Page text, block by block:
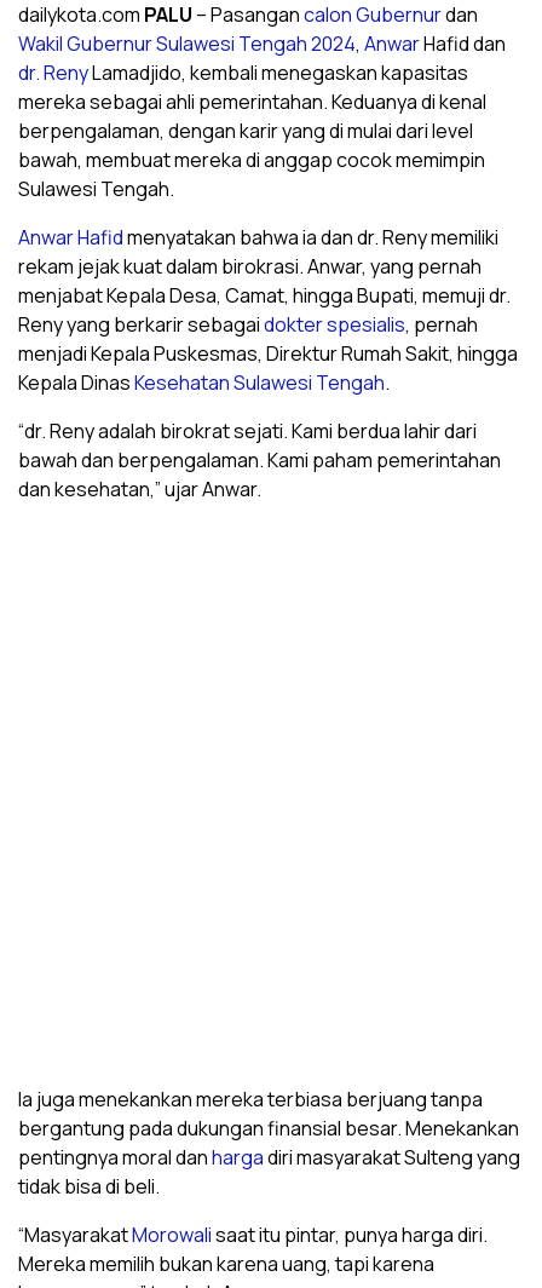
dailykota.com PALU – Pasangancalon Gubernurdan
Wakil GubernurSulawesi Tengah2024, AnwarHafid dan
dr. RenyLamadjido, kembali menegaskan kapasitas
mereka sebagai ahli pemerintahan. Keduanya di kenal
berpengalaman, dengan karir yang di mulai dari level
bawah, membuat mereka di anggap cocok memimpin
Sulawesi Tengah.
Anwar Hafidmenyatakan bahwa ia dan dr. Reny memiliki
rekam jejak kuat dalam birokrasi. Anwar, yang pernah
menjabat Kepala Desa, Camat, hingga Bupati, memuji dr.
Reny yang berkarir sebagaidokter spesialis, pernah
menjadi Kepala Puskesmas, Direktur Rumah Sakit, hingga
Kepala DinasKesehatan Sulawesi Tengah.
“dr. Reny adalah birokrat sejati. Kami berdua lahir dari
bawah dan berpengalaman. Kami paham pemerintahan
dan kesehatan,” ujar Anwar.
Ia juga menekankan mereka terbiasa berjuang tanpa
bergantung pada dukungan finansial besar. Menekankan
pentingnya moral danhargadiri masyarakat Sulteng yang
tidak bisa di beli.
“MasyarakatMorowalisaat itu pintar, punya harga diri.
Mereka memilih bukan karena uang, tapi karena